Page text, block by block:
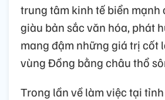
trung tâm kinh tế biển mạnh
giàu bản sắc văn hóa, phát
mang đậm những giá trị cốt
vùng Đồng bằng châu thổ
Trong lần về làm việc tại tỉnh